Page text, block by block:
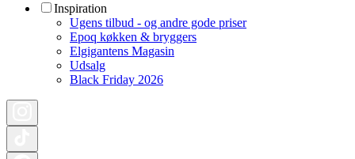
Inspiration
Ugens tilbud - og andre gode priser
Epoq køkken & bryggers
Elgigantens Magasin
Udsalg
Black Friday 2026